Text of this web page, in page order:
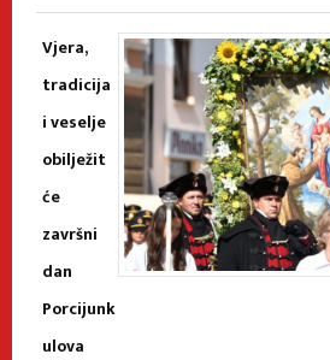
Vjera,
tradicija
i veselje
obilježit
će
završni
dan
Porcijunk
ulova